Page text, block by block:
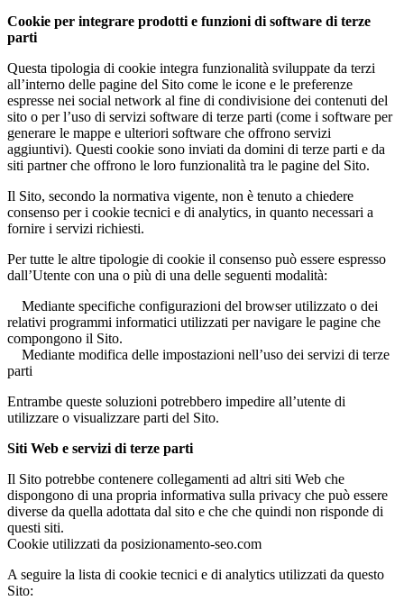
Cookie per integrare prodotti e funzioni di software di terze
parti
Questa tipologia di cookie integra funzionalità sviluppate da terzi
all’interno delle pagine del Sito come le icone e le preferenze
espresse nei social network al fine di condivisione dei contenuti del
sito o per l’uso di servizi software di terze parti (come i software per
generare le mappe e ulteriori software che offrono servizi
aggiuntivi). Questi cookie sono inviati da domini di terze parti e da
siti partner che offrono le loro funzionalità tra le pagine del Sito.
Il Sito, secondo la normativa vigente, non è tenuto a chiedere
consenso per i cookie tecnici e di analytics, in quanto necessari a
fornire i servizi richiesti.
Per tutte le altre tipologie di cookie il consenso può essere espresso
dall’Utente con una o più di una delle seguenti modalità:
Mediante specifiche configurazioni del browser utilizzato o dei
relativi programmi informatici utilizzati per navigare le pagine che
compongono il Sito.
Mediante modifica delle impostazioni nell’uso dei servizi di terze
parti
Entrambe queste soluzioni potrebbero impedire all’utente di
utilizzare o visualizzare parti del Sito.
Siti Web e servizi di terze parti
Il Sito potrebbe contenere collegamenti ad altri siti Web che
dispongono di una propria informativa sulla privacy che può essere
diverse da quella adottata dal sito e che che quindi non risponde di
questi siti.
Cookie utilizzati da posizionamento-seo.com
A seguire la lista di cookie tecnici e di analytics utilizzati da questo
Sito: